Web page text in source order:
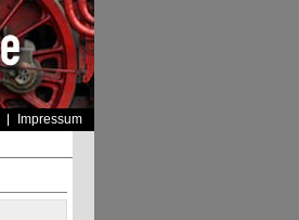
Impressum